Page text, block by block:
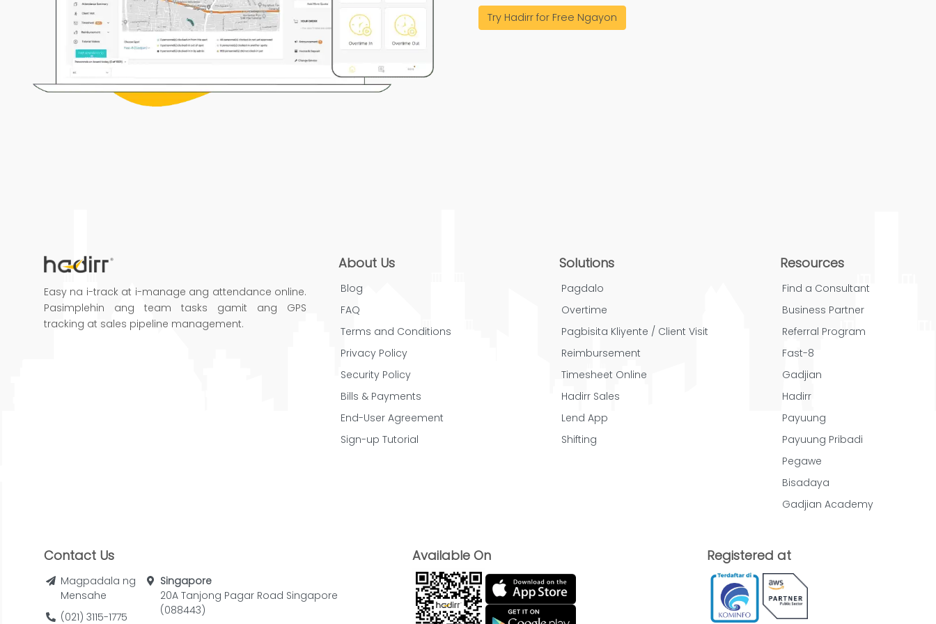
Try Hadirr for Free Ngayon
Easy na i-track at i-manage ang attendance online.
Pasimplehin ang team tasks gamit ang GPS
tracking at sales pipeline management.
About Us
Blog
FAQ
Terms and Conditions
Privacy Policy
Security Policy
Bills & Payments
End-User Agreement
Sign-up Tutorial
Solutions
Pagdalo
Overtime
Pagbisita Kliyente / Client Visit
Reimbursement
Timesheet Online
Hadirr Sales
Lend App
Shifting
Resources
Find a Consultant
Business Partner
Referral Program
Fast-8
Gadjian
Hadirr
Payuung
Payuung Pribadi
Pegawe
Bisadaya
Gadjian Academy
Contact Us
Magpadala ng
Mensahe
(021) 3115-1775
Singapore
20A Tanjong Pagar Road Singapore
(088443)
Available On Registered at